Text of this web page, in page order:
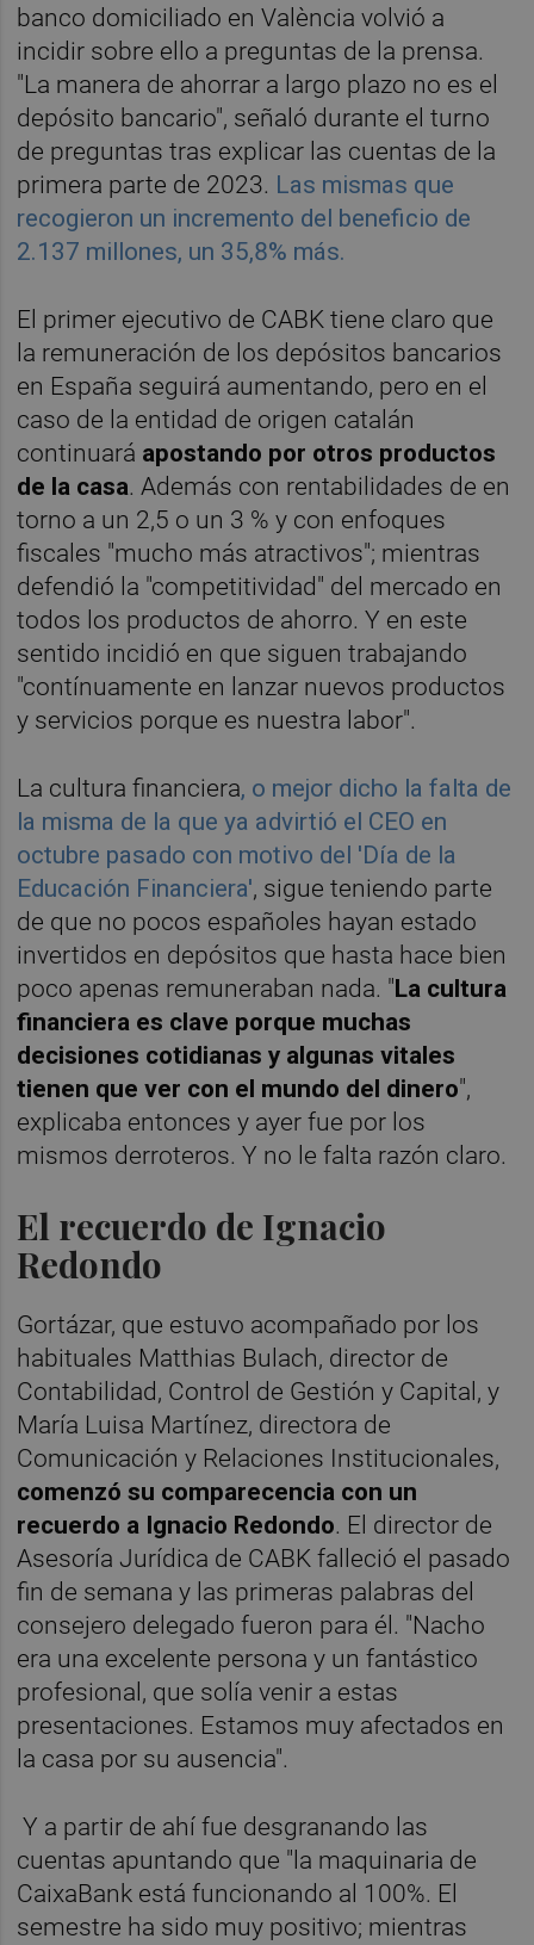
banco domiciliado en València volvió a
incidir sobre ello a preguntas de la prensa.
"La manera de ahorrar a largo plazo no es el
depósito bancario", señaló durante el turno
de preguntas tras explicar las cuentas de la
primera parte de 2023. Las mismas que
recogieron un incremento del beneficio de
2.137 millones, un 35,8% más.
El primer ejecutivo de CABK tiene claro que
la remuneración de los depósitos bancarios
en España seguirá aumentando, pero en el
caso de la entidad de origen catalán
continuará apostando por otros productos
de la casa. Además con rentabilidades de en
torno a un 2,5 o un 3 % y con enfoques
fiscales "mucho más atractivos"; mientras
defendió la "competitividad" del mercado en
todos los productos de ahorro. Y en este
sentido incidió en que siguen trabajando
"contínuamente en lanzar nuevos productos
y servicios porque es nuestra labor".
La cultura financiera, o mejor dicho la falta de
la misma de la que ya advirtió el CEO en
octubre pasado con motivo del 'Día de la
Educación Financiera', sigue teniendo parte
de que no pocos españoles hayan estado
invertidos en depósitos que hasta hace bien
poco apenas remuneraban nada. "La cultura
financiera es clave porque muchas
decisiones cotidianas y algunas vitales
tienen que ver con el mundo del dinero",
explicaba entonces y ayer fue por los
mismos derroteros. Y no le falta razón claro.
El recuerdo de Ignacio
Redondo
Gortázar, que estuvo acompañado por los
habituales Matthias Bulach, director de
Contabilidad, Control de Gestión y Capital, y
María Luisa Martínez, directora de
Comunicación y Relaciones Institucionales,
comenzó su comparecencia con un
recuerdo a Ignacio Redondo. El director de
Asesoría Jurídica de CABK falleció el pasado
fin de semana y las primeras palabras del
consejero delegado fueron para él. "Nacho
era una excelente persona y un fantástico
profesional, que solía venir a estas
presentaciones. Estamos muy afectados en
la casa por su ausencia".
Y a partir de ahí fue desgranando las
cuentas apuntando que "la maquinaria de
CaixaBank está funcionando al 100%. El
semestre ha sido muy positivo; mientras